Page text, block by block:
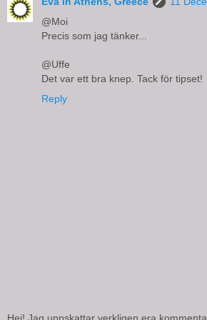
@Moi
Precis som jag tänker...
@Uffe
Det var ett bra knep. Tack för tipset!
Reply